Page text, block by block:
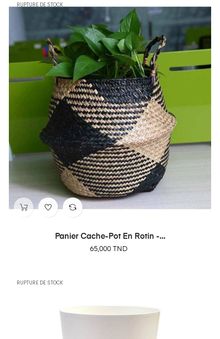
RUPTURE DE STOCK
Panier Cache-Pot En Rotin -...
Prix
65,000 TND
RUPTURE DE STOCK